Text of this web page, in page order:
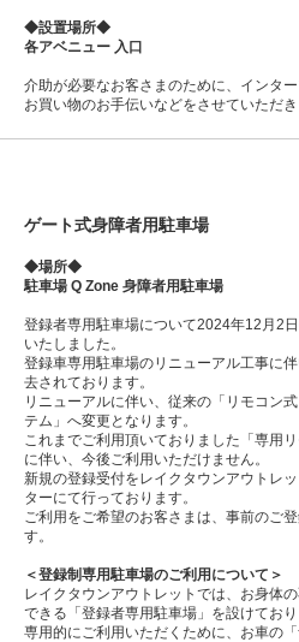
◆設置場所◆
各アベニュー 入口
介助が必要なお客さまのために、インタ
お買い物のお手伝いなどをさせていただき
ゲート式身障者用駐車場
◆場所◆
駐車場 Q Zone 身障者用駐車場
登録者専用駐車場について2024年12月2
いたしました。
登録車専用駐車場のリニューアル工事に
去されております。
リニューアルに伴い、従来の「リモコン
テム」へ変更となります。
これまでご利用頂いておりました「専用
に伴い、今後ご利用いただけません。
新規の登録受付をレイクタウンアウトレ
ターにて行っております。
ご利用をご希望のお客さまは、事前のご
す。
＜登録制専用駐車場のご利用について＞
レイクタウンアウトレットでは、お身体
できる「登録者専用駐車場」を設けており
専用的にご利用いただくために、お車の